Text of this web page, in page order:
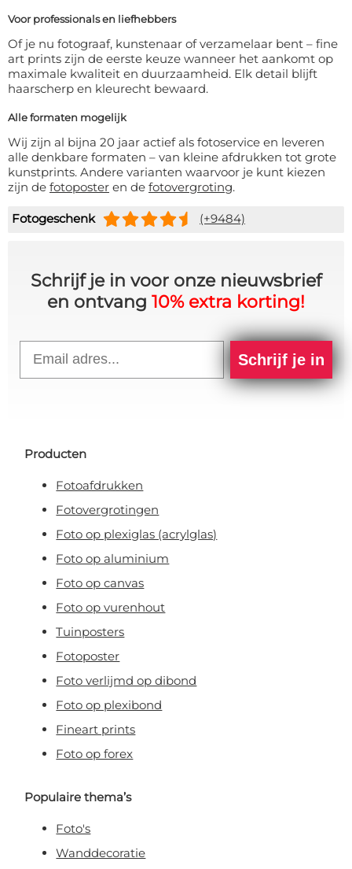
Voor professionals en liefhebbers
Of je nu fotograaf, kunstenaar of verzamelaar bent – fine
art prints zijn de eerste keuze wanneer het aankomt op
maximale kwaliteit en duurzaamheid. Elk detail blijft
haarscherp en kleurecht bewaard.
Alle formaten mogelijk
Wij zijn al bijna 20 jaar actief als fotoservice en leveren
alle denkbare formaten – van kleine afdrukken tot grote
kunstprints. Andere varianten waarvoor je kunt kiezen
zijn de fotoposter en de fotovergroting.
Fotogeschenk (+9484)
Schrijf je in voor onze nieuwsbrief
en ontvang 10% extra korting!
Schrijf je in
Producten
Fotoafdrukken
Fotovergrotingen
Foto op plexiglas (acrylglas)
Foto op aluminium
Foto op canvas
Foto op vurenhout
Tuinposters
Fotoposter
Foto verlijmd op dibond
Foto op plexibond
Fineart prints
Foto op forex
Populaire thema’s
Foto's
Wanddecoratie